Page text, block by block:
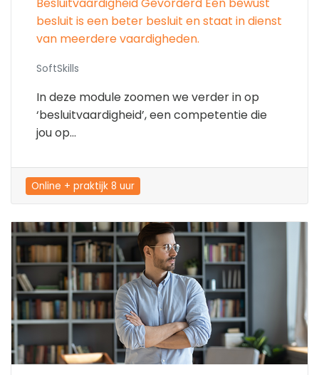
besluit is een beter besluit en staat in dienst
van meerdere vaardigheden.
SoftSkills
In deze module zoomen we verder in op
‘besluitvaardigheid’, een competentie die
jou op...
Online + praktijk 8 uur